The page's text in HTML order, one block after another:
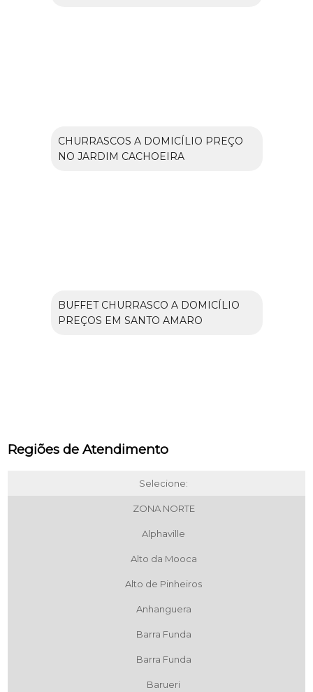
CHURRASCOS A DOMICÍLIO PREÇO
NO JARDIM CACHOEIRA
BUFFET CHURRASCO A DOMICÍLIO
PREÇOS EM SANTO AMARO
Regiões de Atendimento
Selecione:
ZONA NORTE
Alphaville
Alto da Mooca
Alto de Pinheiros
Anhanguera
Barra Funda
Barra Funda
Barueri